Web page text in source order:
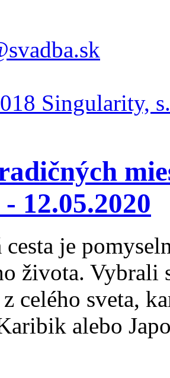
Singularity,
- 12.05.2020
cesta je
života. Vybrali
celého sveta,
alebo